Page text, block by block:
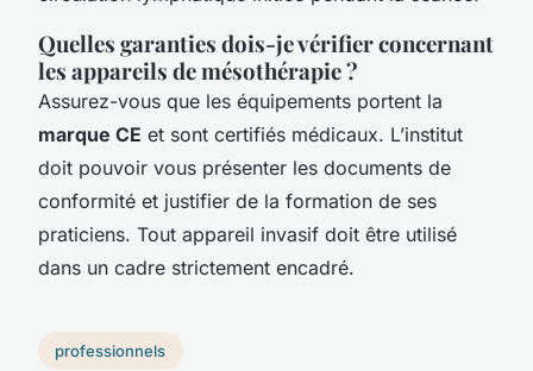
Quelles garanties dois-je vérifier concernant
les appareils de mésothérapie ?
Assurez-vous que les équipements portent la
marque CE et sont certifiés médicaux. L’institut
doit pouvoir vous présenter les documents de
conformité et justifier de la formation de ses
praticiens. Tout appareil invasif doit être utilisé
dans un cadre strictement encadré.
professionnels